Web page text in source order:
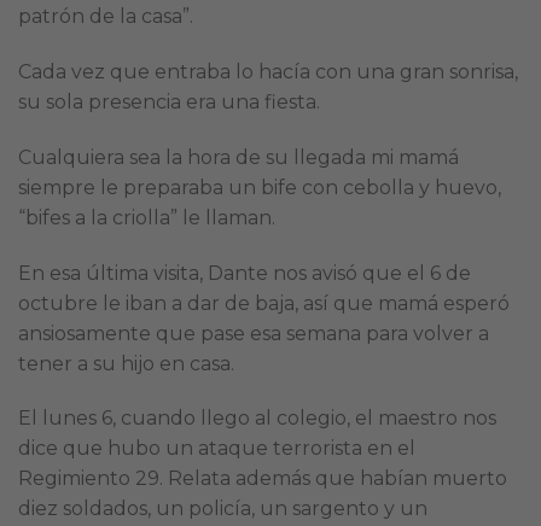
patrón de la casa”.
Cada vez que entraba lo hacía con una gran sonrisa,
su sola presencia era una fiesta.
Cualquiera sea la hora de su llegada mi mamá
siempre le preparaba un bife con cebolla y huevo,
“bifes a la criolla” le llaman.
En esa última visita, Dante nos avisó que el 6 de
octubre le iban a dar de baja, así que mamá esperó
ansiosamente que pase esa semana para volver a
tener a su hijo en casa.
El lunes 6, cuando llego al colegio, el maestro nos
dice que hubo un ataque terrorista en el
Regimiento 29. Relata además que habían muerto
diez soldados, un policía, un sargento y un